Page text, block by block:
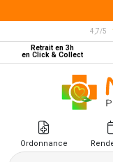
4,7/5
Retrait en 3h
en Click & Collect
Ordonnance